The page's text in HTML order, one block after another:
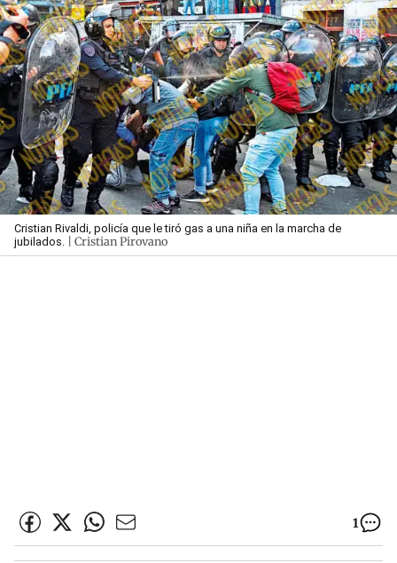
Cristian Rivaldi, policía que le tiró gas a una niña en la marcha de
jubilados. | Cristian Pirovano
1